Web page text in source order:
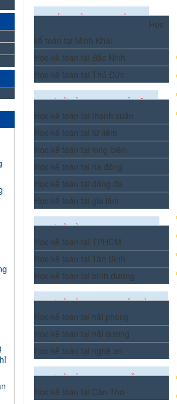
THÁNG NÀY KHAI GIẢNG
Học
kế toán tại Minh Khai
Học kế toán tại Bắc Ninh
Học kế toán tại Thủ Đức
CƠ SỞ ĐÀO TẠO TẠI HÀ NỘI
Học kế toán tại thanh xuân
Học kế toán tại từ liêm
Học kế toán tại long biên
Học kế toán tại hà đông
Học kế toán tại đống đa
Học kế toán tại gia lâm
CƠ SỞ ĐÀO TẠO TẠI TPHCM
Học kế toán tại TPHCM
Học kế toán tại Tân Bình
Học kế toán tại bình dương
CƠ SỞ ĐÀO TẠO TẠI CÁC TỈNH
Học kế toán tại hải phòng
Học kế toán tại hải dương
Học kế toán tại nghệ an
CƠ SỞ ĐÀO TẠO TẠI MIỀN
TÂY
Học kế toán tại Cần Thơ